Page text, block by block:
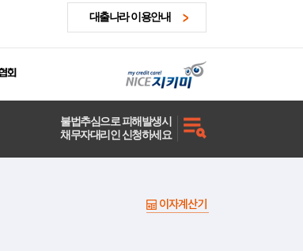
대출나라 이용안내
불법추심으로 피해발생시
채무자대리인 신청하세요
이자계산기